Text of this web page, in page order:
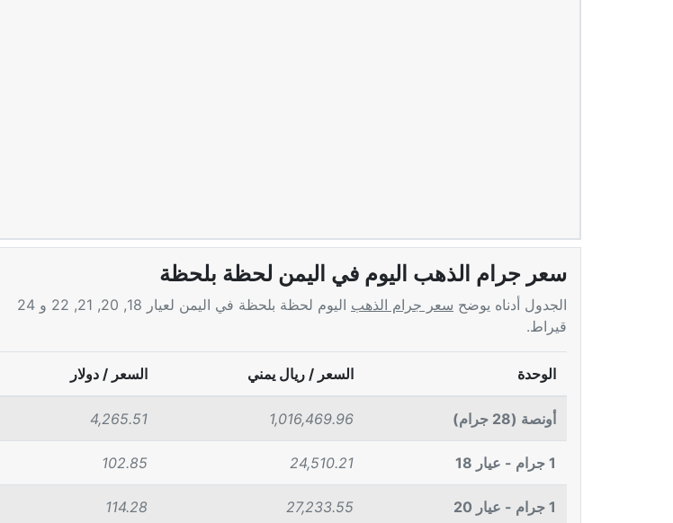
سعر جرام الذهب اليوم في اليمن لحظة بلحظة
الجدول أدناه يوضح سعر جرام الذهب
اليوم لحظة بلحظة في اليمن لعيار 18, 20, 21, 22 و 24
قيراط.
الوحدة السعر / ريال يمني السعر / دولار
أونصة (28 جرام) 1,016,469.96
4,265.51
1 جرام - عيار 18 24,510.21
102.85
1 جرام - عيار 20 27,233.55
114.28